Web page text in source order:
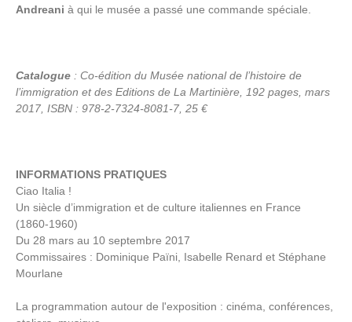
Andreani à qui le musée a passé une commande spéciale.
Catalogue : Co-édition du Musée national de l’histoire de
l’immigration et des Editions de La Martinière, 192 pages, mars
2017, ISBN : 978-2-7324-8081-7, 25 €
INFORMATIONS PRATIQUES
Ciao Italia !
Un siècle d’immigration et de culture italiennes en France
(1860-1960)
Du 28 mars au 10 septembre 2017
Commissaires : Dominique Païni, Isabelle Renard et Stéphane
Mourlane
La programmation autour de l'exposition : cinéma, conférences,